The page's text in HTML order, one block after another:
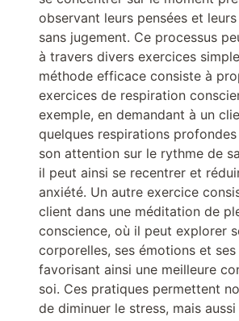
observant leurs pensées et
sans jugement. Ce processus
à travers divers exercices
méthode efficace consiste à
exercices de respiration
exemple, en demandant à un
quelques respirations
son attention sur le rythme de
il peut ainsi se recentrer et
anxiété. Un autre exercice
client dans une méditation de
conscience, où il peut explorer
corporelles, ses émotions et ses
favorisant ainsi une meilleure
soi. Ces pratiques permettent
de diminuer le stress, mais